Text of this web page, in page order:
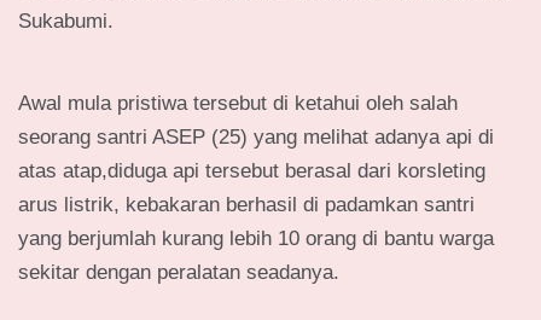
Sukabumi.
Awal mula pristiwa tersebut di ketahui oleh salah
seorang santri ASEP (25) yang melihat adanya api di
atas atap,diduga api tersebut berasal dari korsleting
arus listrik, kebakaran berhasil di padamkan santri
yang berjumlah kurang lebih 10 orang di bantu warga
sekitar dengan peralatan seadanya.